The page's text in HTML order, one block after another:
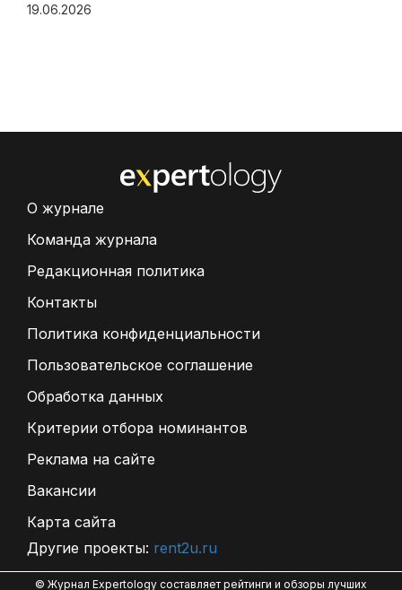
19.06.2026
О журнале
Команда журнала
Редакционная политика
Контакты
Политика конфиденциальности
Пользовательское соглашение
Обработка данных
Критерии отбора номинантов
Реклама на сайте
Вакансии
Карта сайта
Другие проекты: rent2u.ru
© Журнал Expertology составляет рейтинги и обзоры лучших